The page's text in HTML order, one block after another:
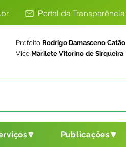
Portal da Transparência
Prefeito Rodrigo Damasceno Catão
Vice Marilete Vitorino de Sirqueira
Publicações🔽